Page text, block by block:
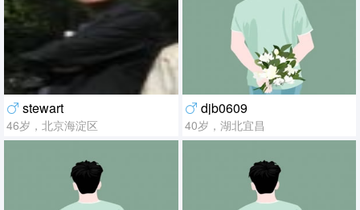
stewart
46岁，北京海淀区
djb0609
40岁，湖北宜昌